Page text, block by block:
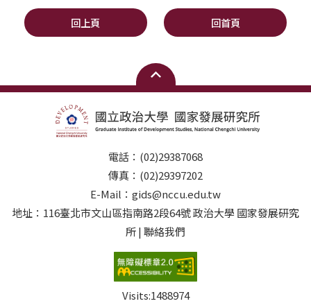
回上頁 回首頁
電話：(02)29387068
傳真：(02)29397202
E-Mail：gids@nccu.edu.tw
地址：116臺北市文山區指南路2段64號 政治大學 國家發展研究
所 | 聯絡我們
Visits:1488974